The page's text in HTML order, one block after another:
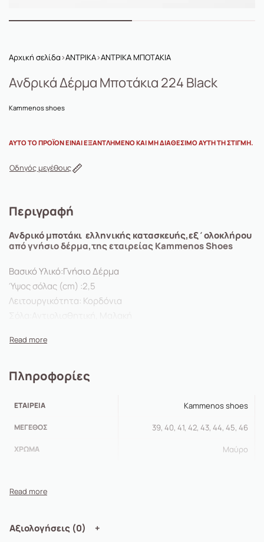
Αρχική σελίδα›ΑΝΤΡΙΚΑ›ΑΝΤΡΙΚΑ ΜΠΟΤΑΚΙΑ
Ανδρικά Δέρμα Μποτάκια 224 Black
Kammenos shoes
ΑΥΤΌ ΤΟ ΠΡΟΪΌΝ ΕΊΝΑΙ ΕΞΑΝΤΛΗΜΈΝΟ ΚΑΙ ΜΗ ΔΙΑΘΈΣΙΜΟ ΑΥΤΉ ΤΗ ΣΤΙΓΜΉ.
Οδηγός μεγέθους
Περιγραφή
Ανδρικό μποτάκι ελληνικής κατασκευής,εξ΄ολοκλήρου
από γνήσιο δέρμα,της εταιρείας Kammenos Shoes
Βασικό Υλικό:Γνήσιο Δέρμα
Ύψος σόλας (cm) :2,5
Λειτουργικότητα: Κορδόνια
Πληροφορίες
ΕΤΑΙΡΕΊΑ Kammenos shoes
ΜΈΓΕΘΟΣ 39, 40, 41, 42, 43, 44, 45, 46
ΧΡΏΜΑ Μαύρο
Αξιολογήσεις (0)